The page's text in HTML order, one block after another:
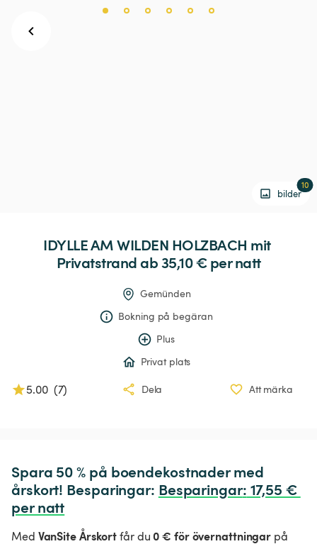
bilder
10
IDYLLEAMWILDEN HOLZBACH mit
Privatstrand ab 35,10 € per natt
Gemünden
Bokning på begäran
Plus
Privat plats
5.00 (7) Dela Att märka
Spara 50 % på boendekostnader med
årskort! Besparingar: Besparingar: 17,55 €
per natt
Med VanSite Årskortfår du0 € för övernattningar på